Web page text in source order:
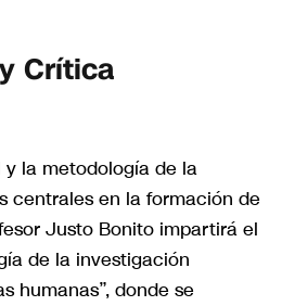
Crítica
la metodología de la
centrales en la formación de
Justo Bonito impartirá el
de la investigación
humanas”, donde se